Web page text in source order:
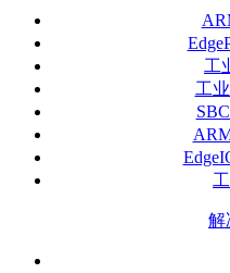
工
工
解